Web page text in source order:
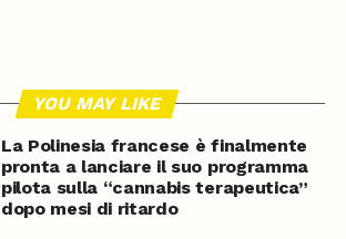
YOU MAY LIKE
La Polinesia francese è finalmente
pronta a lanciare il suo programma
pilota sulla “cannabis terapeutica”
dopo mesi di ritardo